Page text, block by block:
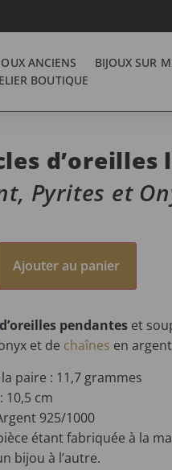
ANCIENS BIJOUX SUR
BOUTIQUE
d’oreilles
Pyrites et
Ajouter au panier
d’oreilles pendantes et
et de chaînes en
paire : 11,7 grammes
10,5 cm
925/1000
étant fabriquée à la
bijou à l’autre.